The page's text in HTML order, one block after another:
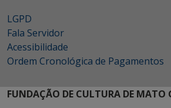
LGPD
Fala Servidor
Acessibilidade
Ordem Cronológica de Pagamentos
FUNDAÇÃO DE CULTURA DE MATO